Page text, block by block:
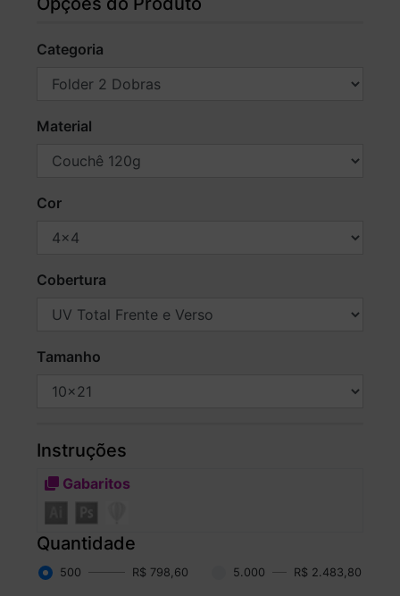
Categoria
Material
Cor
Cobertura
Tamanho
Instruções
Gabaritos
Quantidade
500 R$ 798,60 5.000 R$ 2.483,80